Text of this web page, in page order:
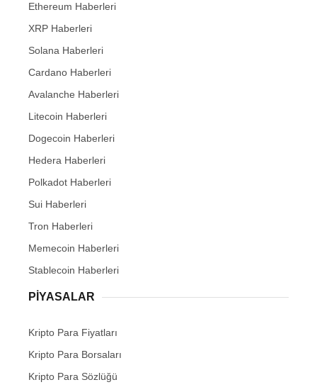
Ethereum Haberleri
XRP Haberleri
Solana Haberleri
Cardano Haberleri
Avalanche Haberleri
Litecoin Haberleri
Dogecoin Haberleri
Hedera Haberleri
Polkadot Haberleri
Sui Haberleri
Tron Haberleri
Memecoin Haberleri
Stablecoin Haberleri
PIYASALAR
Kripto Para Fiyatları
Kripto Para Borsaları
Kripto Para Sözlüğü